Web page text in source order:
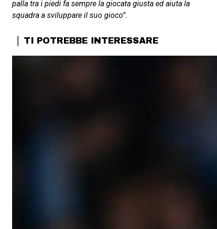
palla tra i piedi fa sempre la giocata giusta ed aiuta la
squadra a sviluppare il suo gioco”.
TI POTREBBE INTERESSARE